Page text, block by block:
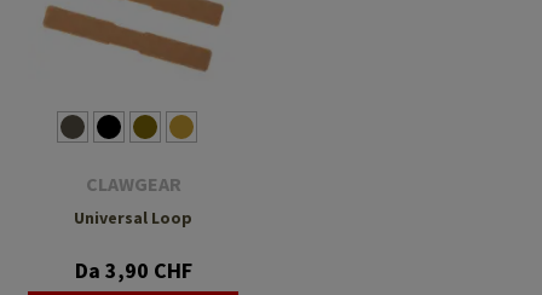
CLAWGEAR
Universal Loop
Da 3,90 CHF